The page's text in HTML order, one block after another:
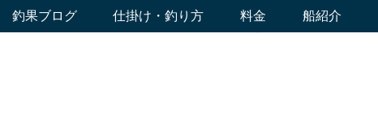
釣果ブログ 仕掛け・釣り方 料金 船紹介